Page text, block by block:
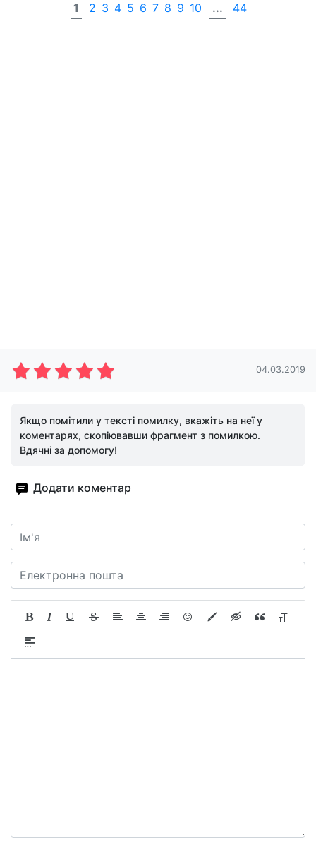
1 2 3 4 5 6 7 8 9 10 ... 44
04.03.2019
Якщо помітили у тексті помилку, вкажіть на неї у
коментарях, скопіювавши фрагмент з помилкою.
Вдячні за допомогу!
Додати коментар